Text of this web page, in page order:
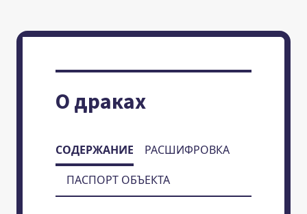
О драках
СОДЕРЖАНИЕ
РАСШИФРОВКА
ПАСПОРТ ОБЪЕКТА